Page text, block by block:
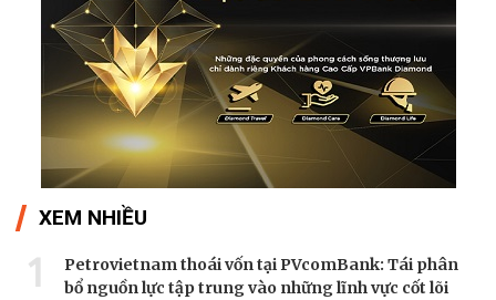
XEM NHIỀU
1
Petrovietnam thoái vốn tại PVcomBank: Tái phân
bổ nguồn lực tập trung vào những lĩnh vực cốt lõi